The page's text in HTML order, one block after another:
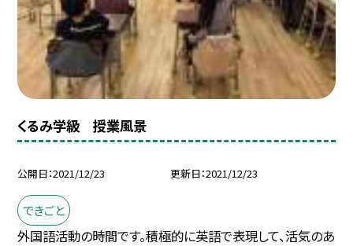
くるみ学級 授業風景
公開日 2021/12/23 更新日 2021/12/23
できごと
外国語活動の時間です。積極的に英語で表現して、活気のあ